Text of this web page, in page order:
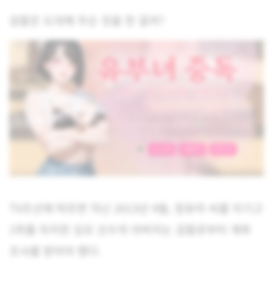
검찰은 도대체 무슨 짓을 한 걸까?
TV조선에 따르면 지난 2013년 4월, 정유라 씨를 이기고
1위를 차지한 김모 선수의 아버지는 검찰로부터 계좌
조사를 받아야 했다.